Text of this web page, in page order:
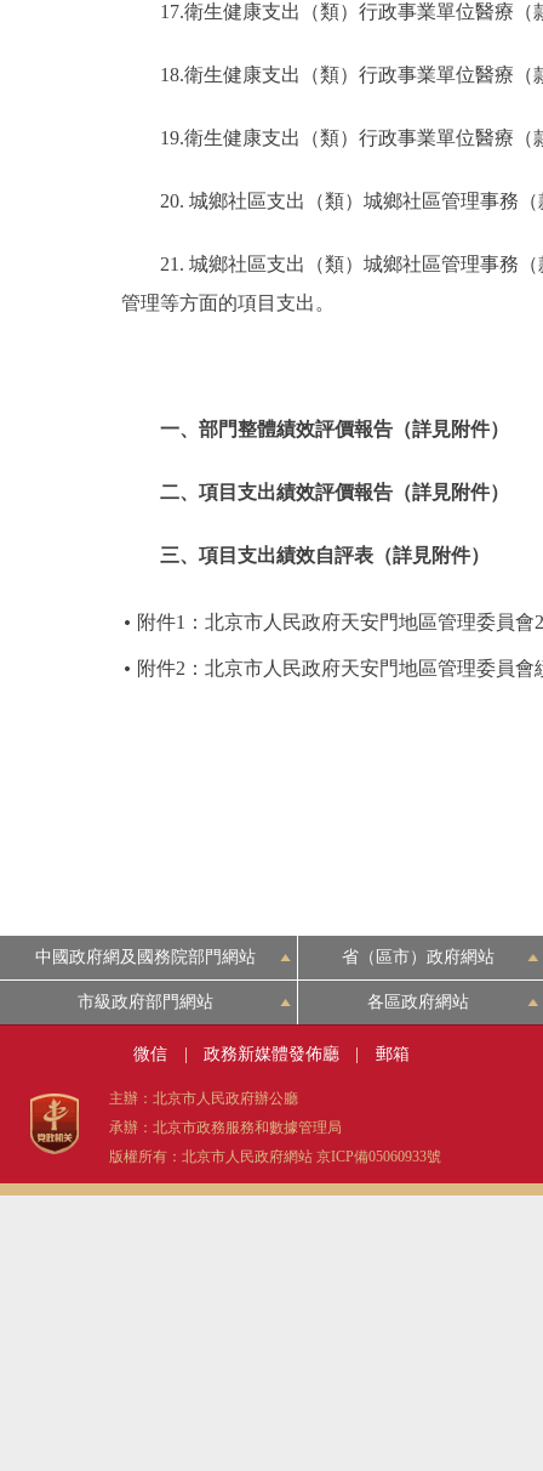
17.衛生健康支出（類）行政事業單位醫療
18.衛生健康支出（類）行政事業單位醫療
19.衛生健康支出（類）行政事業單位醫療
20. 城鄉社區支出（類）城鄉社區管理事務
21. 城鄉社區支出（類）城鄉社區管理事務
管理等方面的項目支出。
一、部門整體績效評價報告（詳見附件）
二、項目支出績效評價報告 （詳見附件）
三、項目支出績效自評表 （詳見附件）
附件1：北京市人民政府天安門地區管理委員會
附件2：北京市人民政府天安門地區管理委員會
中國政府網及國務院部門網站 省（區市）政府網站
市級政府部門網站 各區政府網站
微信 政務新媒體發佈廳 郵箱
主辦：北京市人民政府辦公廳
承辦：北京市政務服務和數據管理局
版權所有：北京市人民政府網站 京ICP備05060933號